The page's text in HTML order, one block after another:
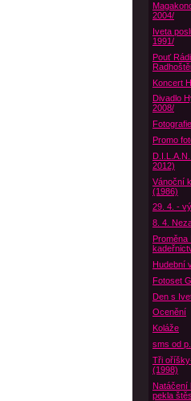
2004/
Iveta
1991/
Pouť
Koncert
Divadlo
2008/
Promo
2012)
Vánoční
(1986)
29. 4. -
8. 4.
Proměna
Hudební
Fotoset
Den s
Ocenění
Koláže
sms od
Tři
(1998)
Natáčení
pekla